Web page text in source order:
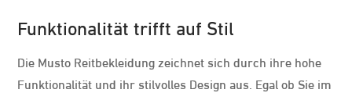
Funktionalität trifft auf Stil
Die Musto Reitbekleidung zeichnet sich durch ihre hohe
Funktionalität und ihr stilvolles Design aus. Egal ob Sie im